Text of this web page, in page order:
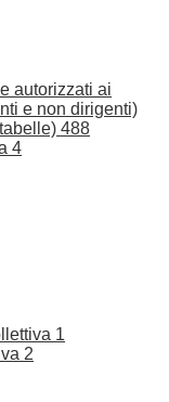
autorizzati ai
e non dirigenti)
488
4
1
2